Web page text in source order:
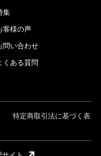
集
客様の声
問い合わせ
くある質問
特定商取引法に基づく表